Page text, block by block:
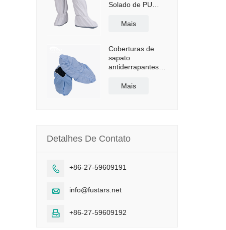
Solado de PU
Mais
Coberturas de
sapato
antiderrapantes
polietileno
Mais
Detalhes De Contato
 +86-27-59609191
 info@fustars.net
 +86-27-59609192